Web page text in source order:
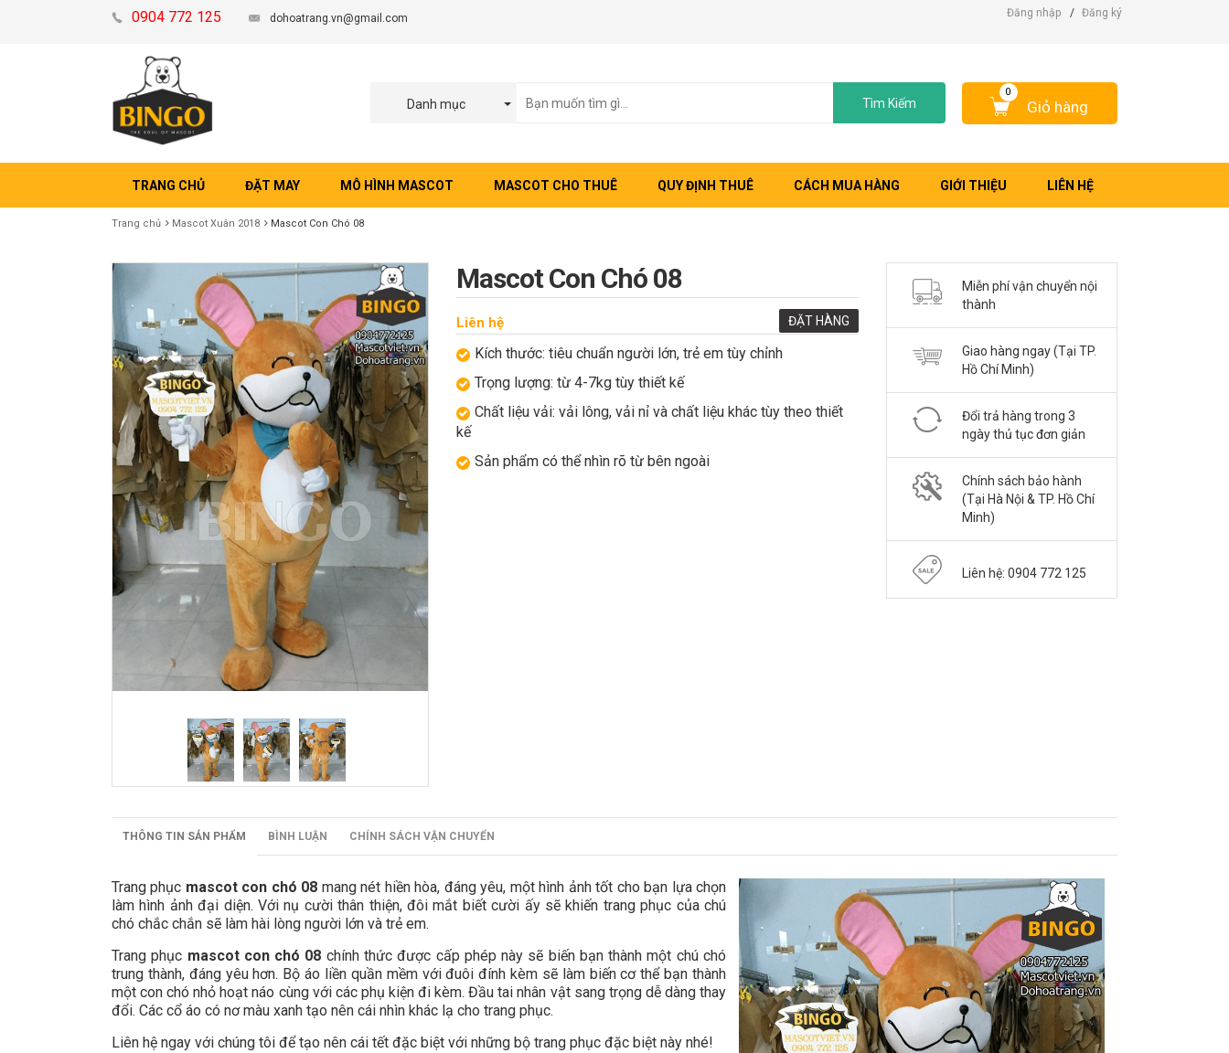
0904 772 125 dohoatrang.vn@gmail.com Đăng nhập / Đăng ký
Danh mục Tìm Kiếm Giỏ hàng
0
TRANG CHỦ ĐẶT MAY MÔ HÌNH MASCOT MASCOT CHO THUÊ QUY ĐỊNH THUÊ CÁCH MUA HÀNG GIỚI THIỆU LIÊN HỆ
Trang chủ Mascot Xuân 2018 Mascot Con Chó 08
Mascot Con Chó 08
ĐẶT HÀNG
Liên hệ
Kích thước: tiêu chuẩn người lớn, trẻ em tùy chỉnh
Trọng lượng: từ 4-7kg tùy thiết kế
Chất liệu vải: vải lông, vải nỉ và chất liệu khác tùy theo thiết
kế
Sản phẩm có thể nhìn rõ từ bên ngoài
Miễn phí vận chuyển nội
thành
Giao hàng ngay (Tại TP.
Hồ Chí Minh)
Đổi trả hàng trong 3
ngày thủ tục đơn giản
Chính sách bảo hành
(Tại Hà Nội & TP. Hồ Chí
Minh)
Liên hệ: 0904 772 125
THÔNG TIN SẢN PHẨM BÌNH LUẬN CHÍNH SÁCH VẬN CHUYỂN
Trang phục mascot con chó 08 mang nét hiền hòa, đáng yêu, một hình ảnh tốt cho bạn lựa chọn
làm hình ảnh đại diện. Với nụ cười thân thiện, đôi mắt biết cười ấy sẽ khiến trang phục của chú
chó chắc chắn sẽ làm hài lòng người lớn và trẻ em.
Trang phục mascot con chó 08 chính thức được cấp phép này sẽ biến bạn thành một chú chó
trung thành, đáng yêu hơn. Bộ áo liền quần mềm với đuôi đính kèm sẽ làm biến cơ thể bạn thành
một con chó nhỏ hoạt náo cùng với các phụ kiện đi kèm. Đầu tai nhân vật sang trọng dễ dàng thay
đổi. Các cổ áo có nơ màu xanh tạo nên cái nhìn khác lạ cho trang phục.
Liên hệ ngay với chúng tôi để tạo nên cái tết đặc biệt với những bộ trang phục đặc biệt này nhé!